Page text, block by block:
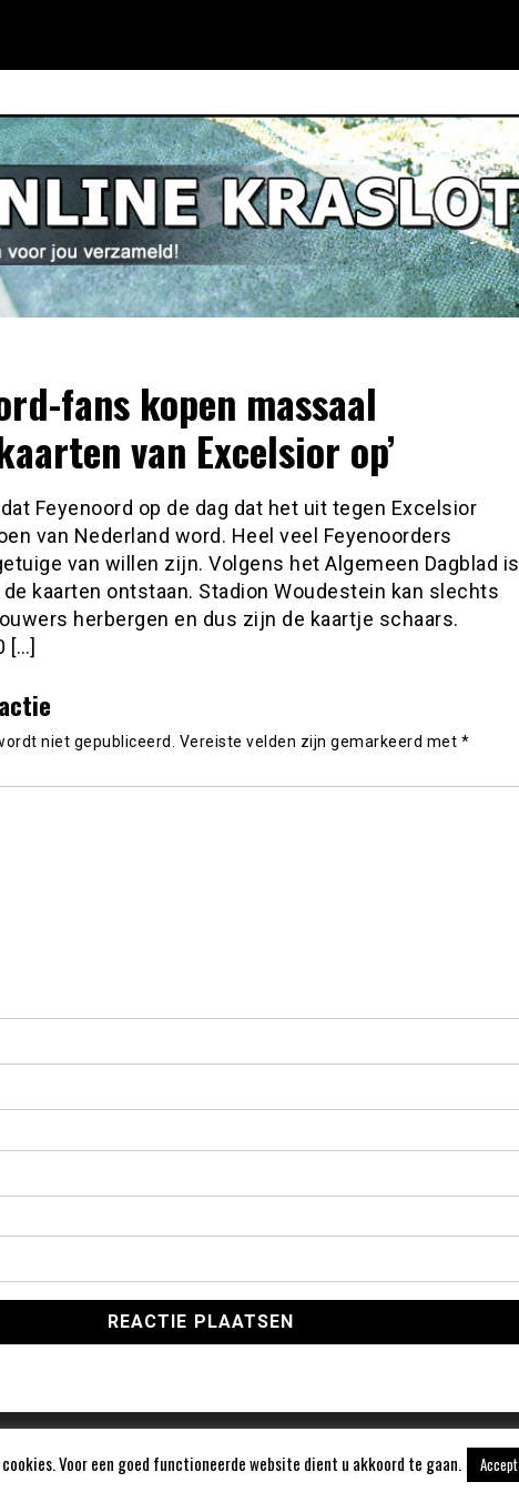
fans kopen massaal
van Excelsior op’
Feyenoord op de dag dat het uit tegen Excelsior
van Nederland word. Heel veel Feyenoorders
van willen zijn. Volgens het Algemeen Dagblad is
de kaarten ontstaan. Stadion Woudestein kan slechts
herbergen en dus zijn de kaartje schaars.
[…]
niet gepubliceerd. Vereiste velden zijn gemarkeerd met *
Voor een goed functioneerde website dient u akkoord te gaan. Accept